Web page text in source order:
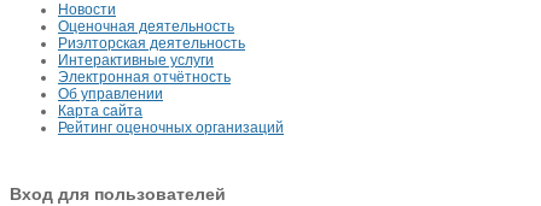
Новости
Оценочная деятельность
Риэлторская деятельность
Интерактивные услуги
Электронная отчётность
Об управлении
Карта сайта
Рейтинг оценочных организаций
Вход для пользователей